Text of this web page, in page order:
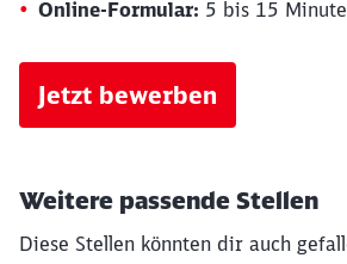
Online-Formular: 5 bis 15
Jetzt bewerben
Weitere passende Stellen
Diese Stellen könnten dir auch
Möchten Sie zu
werden?